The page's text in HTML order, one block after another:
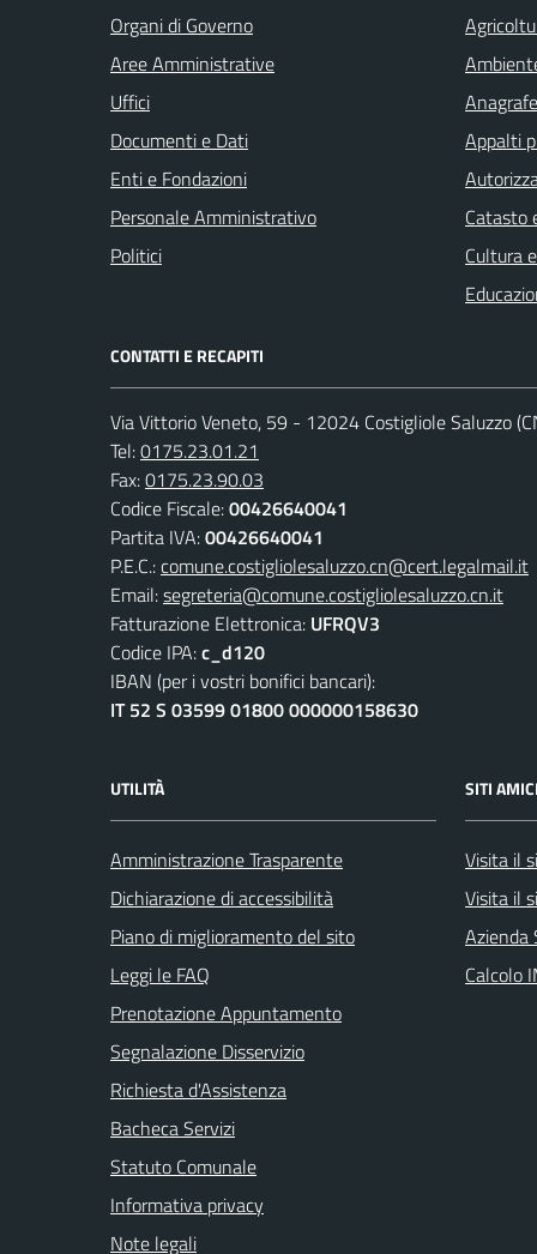
Organi di Governo
Aree Amministrative
Uffici
Documenti e Dati
Enti e Fondazioni
Personale Amministrativo
Politici
Appalti
Catasto
Cultura
CONTATTI E RECAPITI
Via Vittorio Veneto, 59 - 12024 Costigliole Saluzzo
Tel:0175.23.01.21
Fax:0175.23.90.03
Codice Fiscale:00426640041
Partita IVA:00426640041
P.E.C.:comune.costigliolesaluzzo.cn@cert.legalmail.it
Email:segreteria@comune.costigliolesaluzzo.cn.it
Fatturazione Elettronica: UFRQV3
Codice IPA:c_d120
IBAN (per i vostri bonifici bancari):
IT 52 S 03599 01800 000000158630
UTILITÀ
Amministrazione Trasparente
Dichiarazione di accessibilità
Piano di miglioramento del sito
Leggi le FAQ
Prenotazione Appuntamento
Segnalazione Disservizio
Richiesta d'Assistenza
Bacheca Servizi
Statuto Comunale
Informativa privacy
Note legali
SITI AMICI
Visita il
Visita il
Azienda
Calcolo